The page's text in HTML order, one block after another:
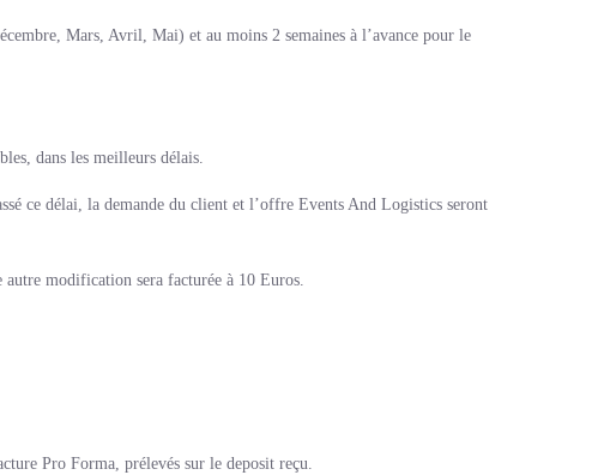
Mars, Avril, Mai) et au moins 2 semaines à l’avance pour le
dans les meilleurs délais.
ce délai, la demande du client et l’offre Events And Logistics seront
modification sera facturée à 10 Euros.
Pro Forma, prélevés sur le deposit reçu.